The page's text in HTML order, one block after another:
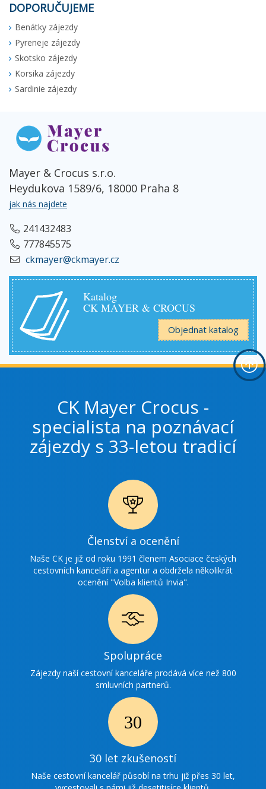
DOPORUČUJEME
Benátky zájezdy
Pyreneje zájezdy
Skotsko zájezdy
Korsika zájezdy
Sardinie zájezdy
Mayer & Crocus s.r.o.
Heydukova 1589/6, 18000 Praha 8
jak nás najdete
241432483
777845575
ckmayer@ckmayer.cz
Katalog
CK MAYER & CROCUS
Objednat katalog
CK Mayer Crocus -
specialista na poznávací
zájezdy s 33-letou tradicí
Ikonka
ocenění
Členství a ocenění
Naše CK je již od roku 1991 členem Asociace českých
cestovních kanceláří a agentur a obdržela několikrát
ocenění "Volba klientů Invia".
Ikonka
spolupráce
Spolupráce
Zájezdy naší cestovní kanceláře prodává více než 800
smluvních partnerů.
30 Ikonka
zkušenosti
30 let zkušeností
Naše cestovní kancelář působí na trhu již přes 30 let,